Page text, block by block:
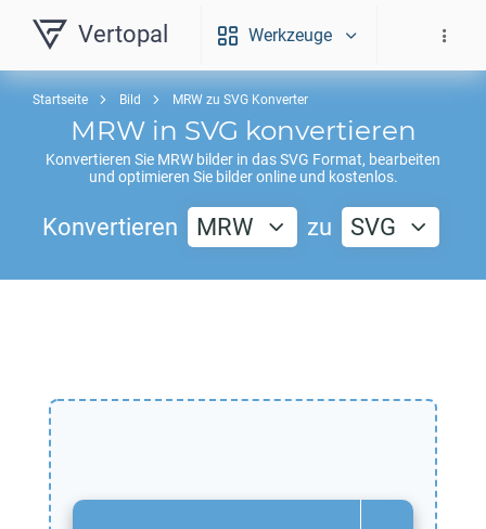
Vertopal Werkzeuge
Startseite Bild MRW zu SVG Konverter
MRWin SVG konvertieren
Konvertieren Sie MRW bilder in dasSVG Format, bearbeiten
und optimieren Sie bilder online und kostenlos.
Konvertieren MRW zu SVG